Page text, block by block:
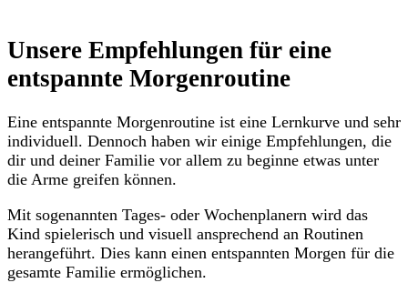
Unsere Empfehlungen für eine
entspannte Morgenroutine
Eine entspannte Morgenroutine ist eine Lernkurve und sehr
individuell. Dennoch haben wir einige Empfehlungen, die
dir und deiner Familie vor allem zu beginne etwas unter
die Arme greifen können.
Mit sogenannten Tages- oder Wochenplanern wird das
Kind spielerisch und visuell ansprechend an Routinen
herangeführt. Dies kann einen entspannten Morgen für die
gesamte Familie ermöglichen.